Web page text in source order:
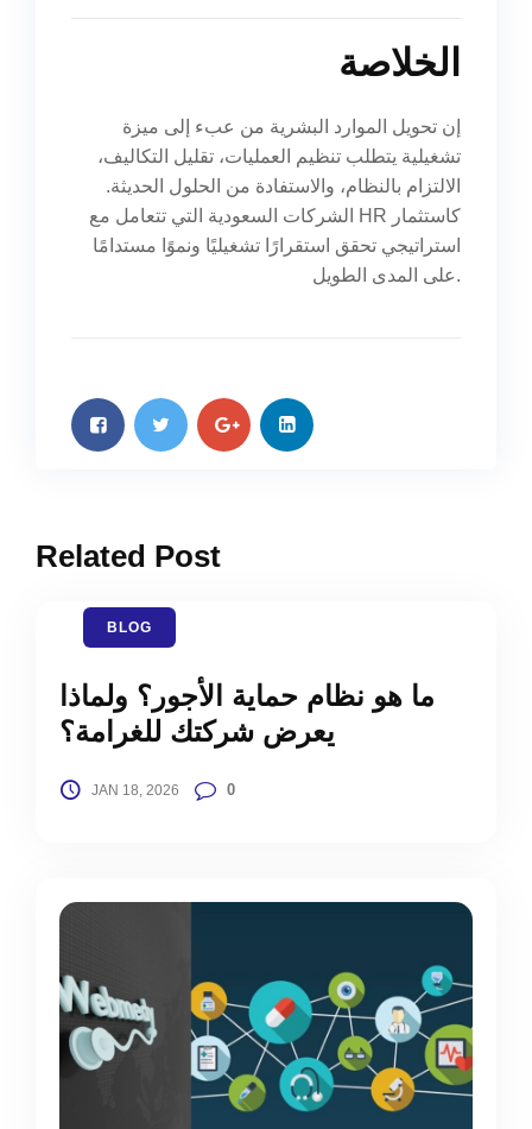
الخلاصة
إن تحويل الموارد البشرية من عبء إلى ميزة
تشغيلية يتطلب تنظيم العمليات، تقليل التكاليف،
الالتزام بالنظام، والاستفادة من الحلول الحديثة.
الشركات السعودية التي تتعامل مع HR كاستثمار
استراتيجي تحقق استقرارًا تشغيليًا ونموًا مستدامًا
على المدى الطويل.
Related Post
BLOG
ما هو نظام حماية الأجور؟ ولماذا
يعرض شركتك للغرامة؟
JAN 18, 2026 0